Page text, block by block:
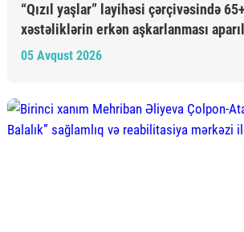
“Qızıl yaşlar” layihəsi çərçivəsində
xəstəliklərin erkən aşkarlanması
05 Avqust 2026